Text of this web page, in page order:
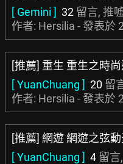
[ Gemini ] 32 留言, 推
作者: Hersilia - 發表於
[推薦] 重生 重生之時
[ YuanChuang ] 20 留
作者: Hersilia - 發表於
[推薦] 網遊 網遊之弦
[ YuanChuang ] 4 留言